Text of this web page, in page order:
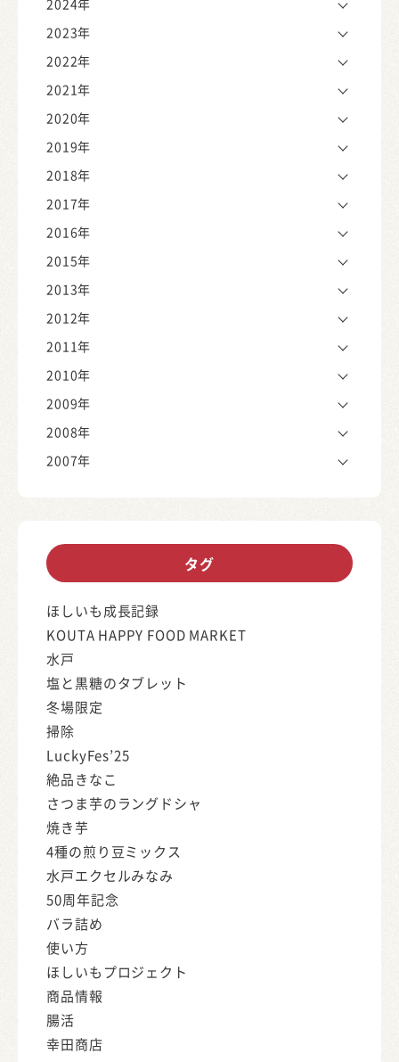
2024年
2023年
2022年
2021年
2020年
2019年
2018年
2017年
2016年
2015年
2013年
2012年
2011年
2010年
2009年
2008年
2007年
タグ
ほしいも成長記録
KOUTA HAPPY FOOD MARKET
水戸
塩と黒糖のタブレット
冬場限定
掃除
LuckyFes’25
絶品きなこ
さつま芋のラングドシャ
焼き芋
4種の煎り豆ミックス
水戸エクセルみなみ
50周年記念
バラ詰め
使い方
ほしいもプロジェクト
商品情報
腸活
幸田商店